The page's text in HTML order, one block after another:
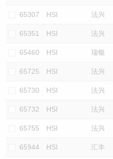
65307 HSI 法兴
65351 HSI 法兴
65460 HSI 瑞银
65725 HSI 法兴
65730 HSI 法兴
65732 HSI 法兴
65755 HSI 法兴
65944 HSI 汇丰